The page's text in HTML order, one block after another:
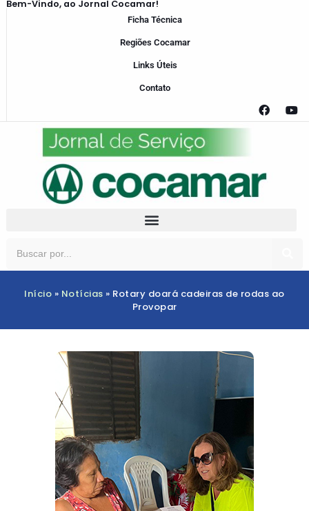
Bem-Vindo, ao Jornal Cocamar!
Ficha Técnica
Regiões Cocamar
Links Úteis
Contato
Início » Notícias » Rotary doará cadeiras de rodas ao
Provopar